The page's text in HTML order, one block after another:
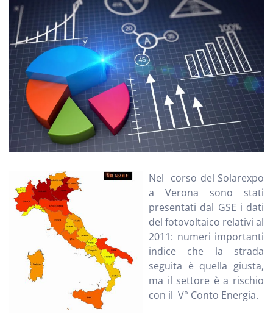
Nel corso del Solarexpo
a Verona sono stati
presentati dal GSE i dati
del fotovoltaico relativi al
2011: numeri importanti
indice che la strada
seguita è quella giusta,
ma il settore è a rischio
con il V° Conto Energia.